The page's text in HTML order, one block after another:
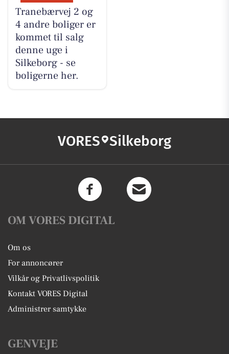
Tranebærvej 2 og
4 andre boliger er
kommet til salg
denne uge i
Silkeborg - se
boligerne her.
VORES Silkeborg
OM VORES DIGITAL
Om os
For annoncører
Vilkår og Privatlivspolitik
Kontakt VORES Digital
Administrer samtykke
GENVEJE